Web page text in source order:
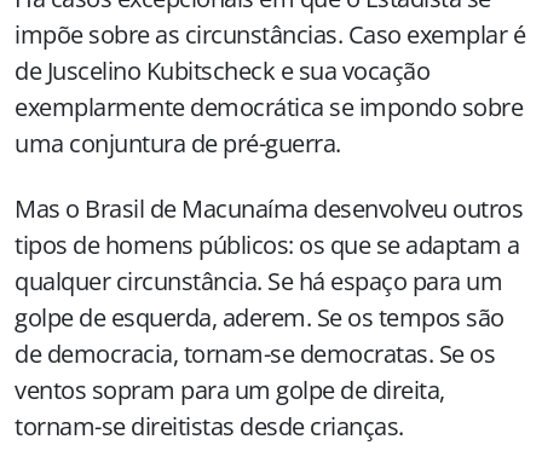
impõe sobre as circunstâncias. Caso exemplar é
de Juscelino Kubitscheck e sua vocação
exemplarmente democrática se impondo sobre
uma conjuntura de pré-guerra.
Mas o Brasil de Macunaíma desenvolveu outros
tipos de homens públicos: os que se adaptam a
qualquer circunstância. Se há espaço para um
golpe de esquerda, aderem. Se os tempos são
de democracia, tornam-se democratas. Se os
ventos sopram para um golpe de direita,
tornam-se direitistas desde crianças.